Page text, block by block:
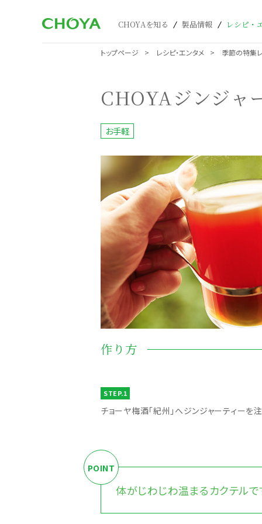
CHOYAを知る 製品情報 レシピ・
トップページ レシピ・エンタメ 季節の特集
CHOYAジンジャ
お手軽
作り方
STEP.1
チョーヤ梅酒「紀州」へジンジャーティーを
体がじわじわ温まるカクテルで